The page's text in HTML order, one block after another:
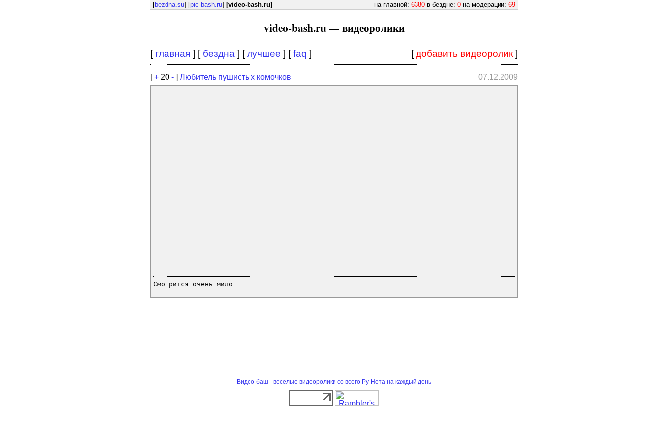
[bezdna.su] [pic-bash.ru] [video-bash.ru] на главной: 6380 в бездне: 0 на модерации: 69
video-bash.ru — видеоролики
[ главная ] [ бездна ] [лучшее ] [faq ] [добавить видеоролик ]
[+ 20 - ] Любитель пушистых комочков 07.12.2009
Смотрится очень мило
Видео-баш - веселые видеоролики со всего Ру-Нета на каждый день